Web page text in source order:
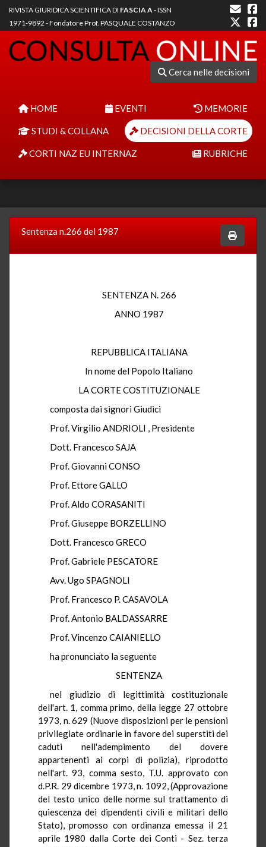
RIVISTA GIURIDICA SCIENTIFICA DI FASCIA A- ISSN
1971-9892 - Fondatore Prof. PASQUALE COSTANZO
Cerca nelle decisioni
HOME EVENTI MEMORIE
STUDI & COLLANA DECISIONI DELLA CORTE
CORTI NAZ EU INTERNAZ RUBRICHE
Sentenza n.266 del 1987
SENTENZA N. 266
ANNO 1987
REPUBBLICA ITALIANA
In nome del Popolo Italiano
LA CORTE COSTITUZIONALE
composta dai signori Giudici
Prof. Virgilio ANDRIOLI , Presidente
Dott. Francesco SAJA
Prof. Giovanni CONSO
Prof. Ettore GALLO
Prof. Aldo CORASANITI
Prof. Giuseppe BORZELLINO
Dott. Francesco GRECO
Prof. Gabriele PESCATORE
Avv. Ugo SPAGNOLI
Prof. Francesco P. CASAVOLA
Prof. Antonio BALDASSARRE
Prof. Vincenzo CAIANIELLO
ha pronunciato la seguente
SENTENZA
nel giudizio di legittimità costituzionale
dell'art. 1, comma primo, della legge 27 ottobre
1973, n. 629 (Nuove disposizioni per le pensioni
privilegiate ordinarie in favore dei superstiti dei
caduti nell'adempimento del dovere
appartenenti ai corpi di polizia), riprodotto
nell'art. 93, comma sesto, T.U. approvato con
d.P.R. 29 dicembre 1973, n. 1092, (Approvazione
del testo unico delle norme sul trattamento di
quiescenza dei dipendenti civili e militari dello
Stato), promosso con ordinanza emessa il 21
aprile 1980 dalla Corte dei Conti - Sez. terza